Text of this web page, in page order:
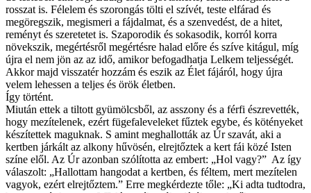
rosszat is. Félelem és szorongás tölti el szívét, teste elfárad és
megöregszik, megismeri a fájdalmat, és a szenvedést, de a hitet,
reményt és szeretetet is. Szaporodik és sokasodik, korról korra
növekszik, megértésről megértésre halad előre és szíve kitágul, míg
újra el nem jön az az idő, amikor befogadhatja Lelkem teljességét.
Akkor majd visszatér hozzám és eszik az Élet fájáról, hogy újra
velem lehessen a teljes és örök életben.
Így történt.
Miután ettek a tiltott gyümölcsből, az asszony és a férfi észrevették,
hogy mezítelenek, ezért fügefaleveleket fűztek egybe, és kötényeket
készítettek maguknak. S amint meghallották az Úr szavát, aki a
kertben járkált az alkony hűvösén, elrejtőztek a kert fái közé Isten
színe elől. Az Úr azonban szólította az embert: „Hol vagy?” Az így
válaszolt: „Hallottam hangodat a kertben, és féltem, mert mezítelen
vagyok, ezért elrejtőztem.” Erre megkérdezte tőle: „Ki adta tudtodra,